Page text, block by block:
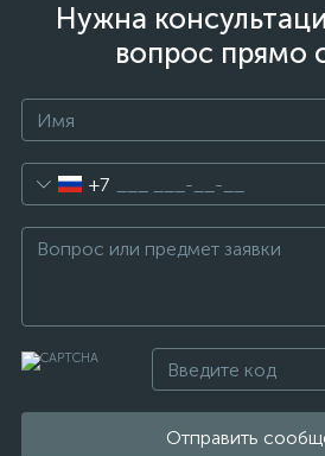
Нужна
вопрос прямо
+7
Отправить